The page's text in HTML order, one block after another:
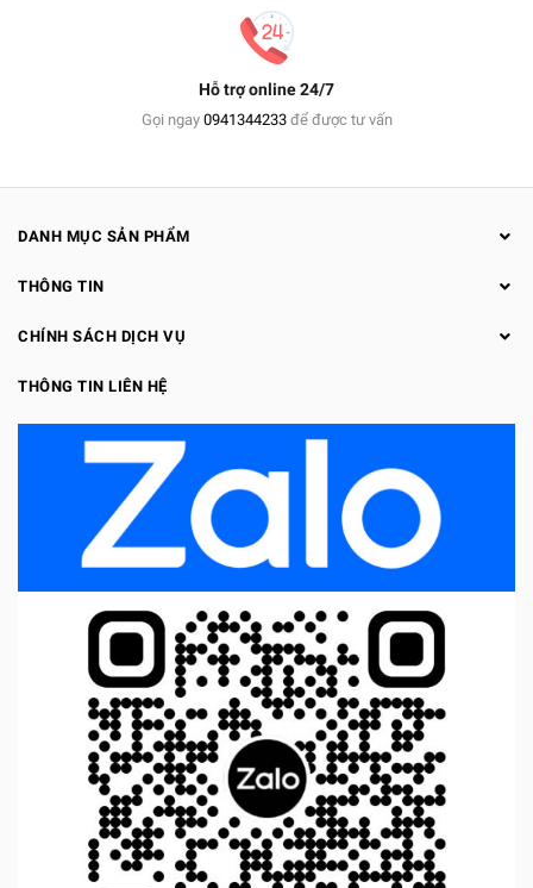
Hỗ trợ online 24/7
Gọi ngay 0941344233để được tư vấn
DANH MỤC SẢN PHẨM
THÔNG TIN
CHÍNH SÁCH DỊCH VỤ
THÔNG TIN LIÊN HỆ